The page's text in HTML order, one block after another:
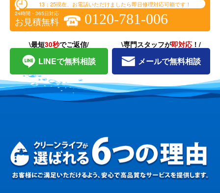
13：25現在、お電話いただけましたら即日修理対応可能です！
24時間・365日対応
お見積無料 0120-781-006
LINEで無料相談
\最短30秒でご返信/
メールで無料相談
\専門スタッフが即対応 ！/